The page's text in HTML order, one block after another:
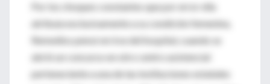
Por los choques constantes que por error ella
atribuía exclusivamente a su condición femenina,
Remedios pensó en irse del hospital, cuando se
abrió un concurso en otro centro asistencial
perteneciente a una de las instituciones estatales